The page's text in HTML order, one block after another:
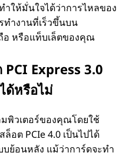
ให้มั่นใจได้ว่าการไหลของ
างานที่เร็วขึ้นบน
อ หรือแท็บเล็ตของคุณ
Express 3.0
ด้หรือไม่
พิวเตอร์ของคุณโดยใช้
ล็อต PCIe 4.0 เป็นไปได้
บย้อนหลัง แม้ว่าการ์ดจะทํา